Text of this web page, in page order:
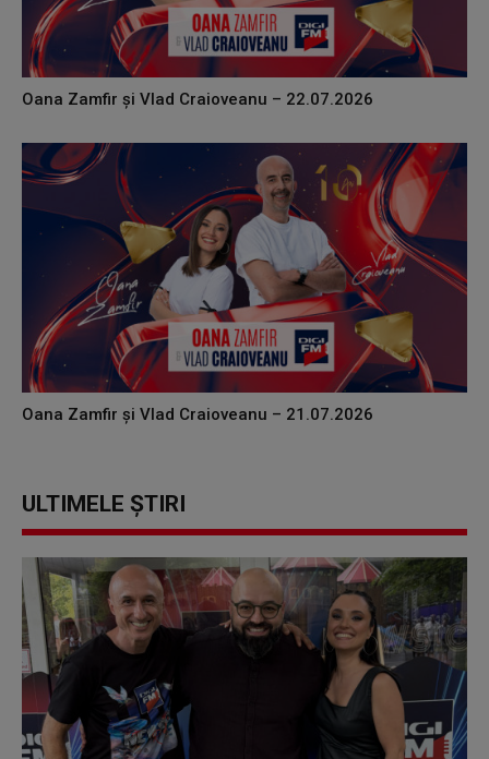
Oana Zamfir și Vlad Craioveanu – 22.07.2026
Oana Zamfir și Vlad Craioveanu – 21.07.2026
ULTIMELE ȘTIRI